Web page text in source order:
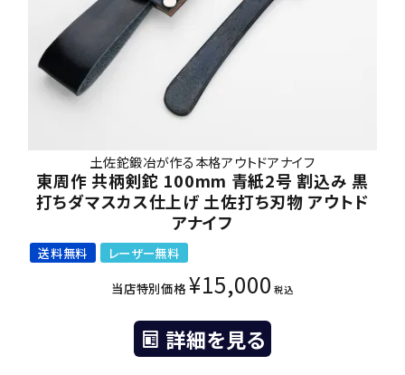
土佐鉈鍛冶が作る本格アウトドアナイフ
東周作 共柄剣鉈 100mm 青紙2号 割込み 黒
打ちダマスカス仕上げ 土佐打ち刃物 アウトド
アナイフ
送料無料 レーザー無料
当店特別価格 ¥15,000 税込
詳細を見る